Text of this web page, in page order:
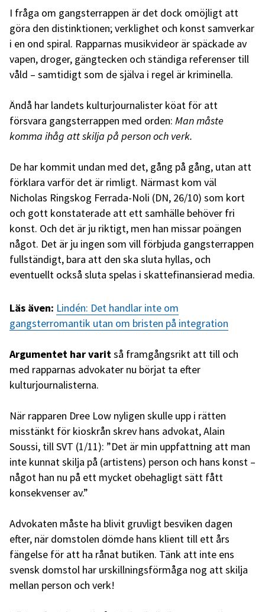
I fråga om gangsterrappen är det dock omöjligt att
göra den distinktionen; verklighet och konst samverkar
i en ond spiral. Rapparnas musikvideor är späckade av
vapen, droger, gängtecken och ständiga referenser till
våld – samtidigt som de själva i regel är kriminella.
Ändå har landets kulturjournalister köat för att
försvara gangsterrappen med orden: Man måste
komma ihåg att skilja på person och verk.
De har kommit undan med det, gång på gång, utan att
förklara varför det är rimligt. Närmast kom väl
Nicholas Ringskog Ferrada-Noli (DN, 26/10) som kort
och gott konstaterade att ett samhälle behöver fri
konst. Och det är ju riktigt, men han missar poängen
något. Det är ju ingen som vill förbjuda gangsterrappen
fullständigt, bara att den ska sluta hyllas, och
eventuellt också sluta spelas i skattefinansierad media.
Läs även: Lindén: Det handlar inte om
gangsterromantik utan om bristen på integration
Argumentet har varit så framgångsrikt att till och
med rapparnas advokater nu börjat ta efter
kulturjournalisterna.
När rapparen Dree Low nyligen skulle upp i rätten
misstänkt för kioskrån skrev hans advokat, Alain
Soussi, till SVT (1/11): ”Det är min uppfattning att man
inte kunnat skilja på (artistens) person och hans konst –
något han nu på ett mycket obehagligt sätt fått
konsekvenser av.”
Advokaten måste ha blivit gruvligt besviken dagen
efter, när domstolen dömde hans klient till ett års
fängelse för att ha rånat butiken. Tänk att inte ens
svensk domstol har urskillningsförmåga nog att skilja
mellan person och verk!